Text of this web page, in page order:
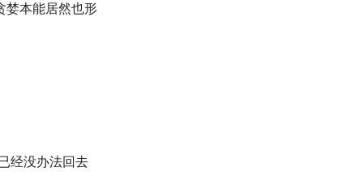
婪本能居然也形
经没办法回去